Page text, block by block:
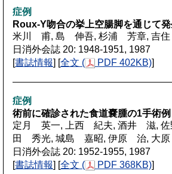
症例
Roux-Y吻合の挙上空腸脚を通じて
米川 甫, 島 伸吾, 杉浦 芳章, 吉
日消外会誌 20: 1948-1951, 1987
[書誌情報] [全文 ( PDF 402KB)]
症例
術前に確診された食道嚢腫の1手術例
定月 英一, 上西 紀夫, 酒井 滋,
田 秀光, 城島 嘉昭, 伊原 治, 大
日消外会誌 20: 1952-1955, 1987
[書誌情報] [全文 ( PDF 368KB)]